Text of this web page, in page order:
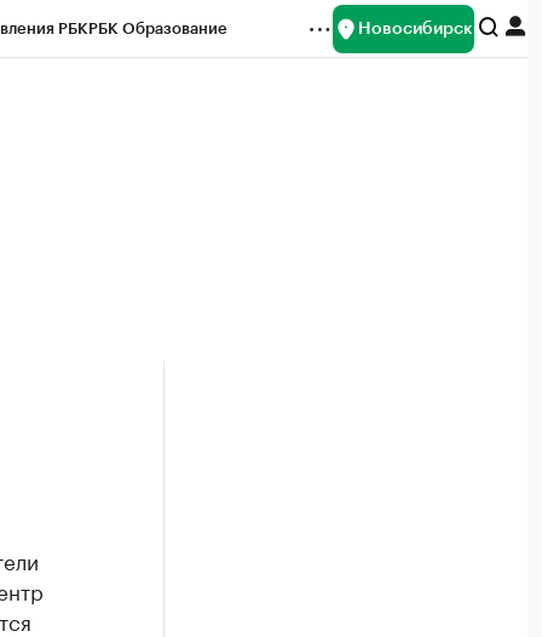
РБКРБК Образование Новосибирск